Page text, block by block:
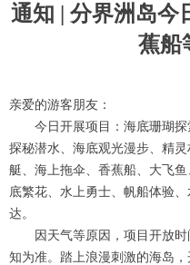
通知 | 分界洲岛今
蕉船
亲爱的游客朋友：
今日开展项目：海底珊瑚
探秘潜水、海底观光漫步、精
艇、海上拖伞、香蕉船、大飞
底繁花、水上勇士、帆船体验
达。
因天气等原因，项目开放
知为准。踏上浪漫刺激的海岛，